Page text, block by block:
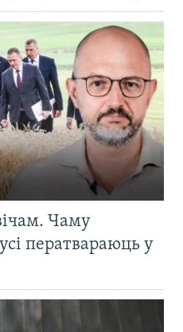
Чаму
ператвараюць у